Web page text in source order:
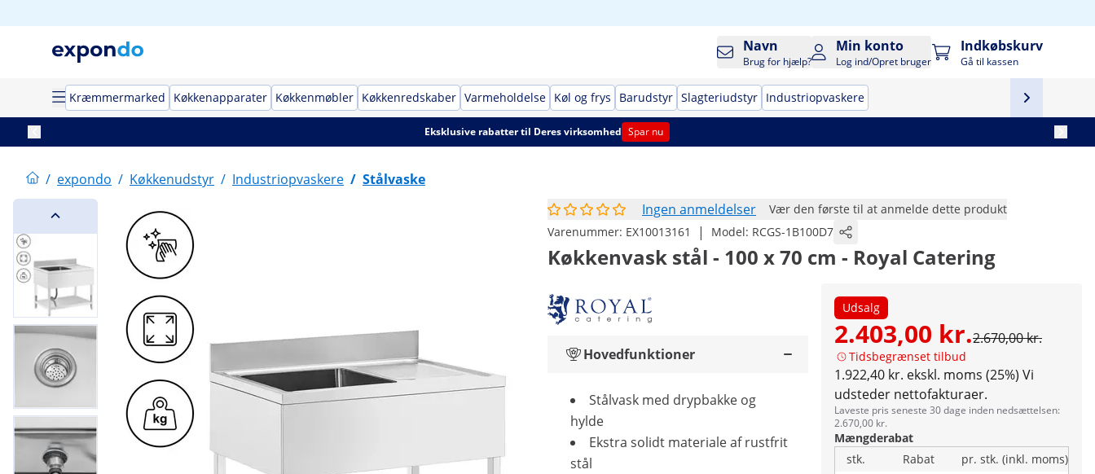
Navn
Brug for hjælp?
Min konto
Log ind/Opret bruger
Indkøbskurv
Gå til kassen
Kræmmermarked Køkkenapparater Køkkenmøbler Køkkenredskaber Varmeholdelse Køl og frys Barudstyr Slagteriudstyr Industriopvaskere
Eksklusive rabatter til Deres virksomhed Spar nu
/ expondo / Køkkenudstyr / Industriopvaskere / Stålvaske
Ingen anmeldelser
Vær den første til at anmelde dette produkt
Varenummer: EX10013161 | Model: RCGS-1B100D7
Køkkenvask stål - 100 x 70 cm - Royal Catering
Udsalg
2.403,00 kr.2.670,00 kr.
Tidsbegrænset tilbud
1.922,40 kr. ekskl. moms (25%) Vi
udsteder nettofakturaer.
Laveste pris seneste 30 dage inden nedsættelsen:
2.670,00 kr.
Mængderabat
stk.
Rabat
pr. stk. (inkl. moms)
Hovedfunktioner
Stålvask med drypbakke og
hylde
Ekstra solidt materiale af rustfrit
stål